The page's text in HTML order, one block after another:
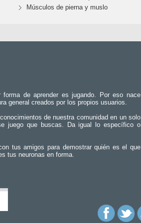
Músculos de pierna y muslo
de aprender es jugando. Por eso nace
general creados por los propios usuarios.
de nuestra comunidad en un solo
juego que buscas. Da igual lo específico o
tus amigos para demostrar quién es el que
tus neuronas en forma.